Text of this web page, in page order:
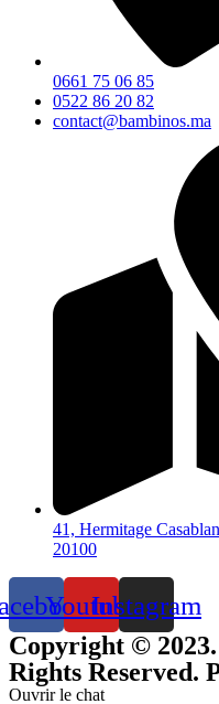
0661 75 06 85
0522 86 20 82
contact@bambinos.ma
41, Hermitage
20100
YoutubeInstagram
Copyright ©
Rights Reserved.
Ouvrir le chat